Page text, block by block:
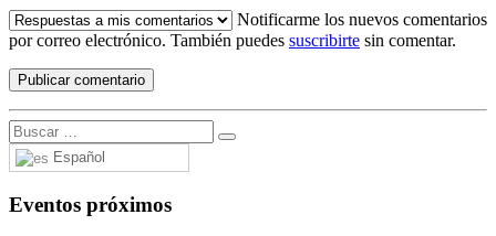
Notificarme los nuevos comentarios
por correo electrónico. También puedes suscribirte sin comentar.
Español
Eventos próximos